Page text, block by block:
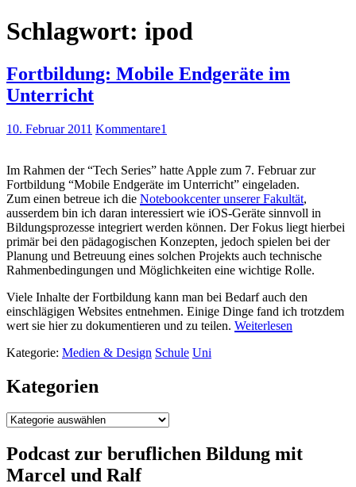
Schlagwort: ipod
Fortbildung: Mobile Endgeräte im
Unterricht
10. Februar 2011 Kommentare1
Im Rahmen der “Tech Series” hatte Apple zum 7. Februar zur
Fortbildung “Mobile Endgeräte im Unterricht” eingeladen.
Zum einen betreue ich die Notebookcenter unserer Fakultät,
ausserdem bin ich daran interessiert wie iOS-Geräte sinnvoll in
Bildungsprozesse integriert werden können. Der Fokus liegt hierbei
primär bei den pädagogischen Konzepten, jedoch spielen bei der
Planung und Betreuung eines solchen Projekts auch technische
Rahmenbedingungen und Möglichkeiten eine wichtige Rolle.
Viele Inhalte der Fortbildung kann man bei Bedarf auch den
einschlägigen Websites entnehmen. Einige Dinge fand ich trotzdem
wert sie hier zu dokumentieren und zu teilen. Weiterlesen
Kategorie: Medien & Design Schule Uni
Kategorien
Kategorien
Podcast zur beruflichen Bildung mit
Marcel und Ralf